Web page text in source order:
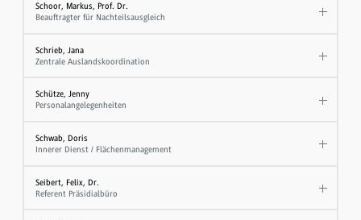
Schoor, Markus, Prof. Dr.
Beauftragter für Nachteilsausgleich
Schrieb, Jana
Zentrale Auslandskoordination
Schütze, Jenny
Personalangelegenheiten
Schwab, Doris
Innerer Dienst / Flächenmanagement
Seibert, Felix, Dr.
Referent Präsidialbüro